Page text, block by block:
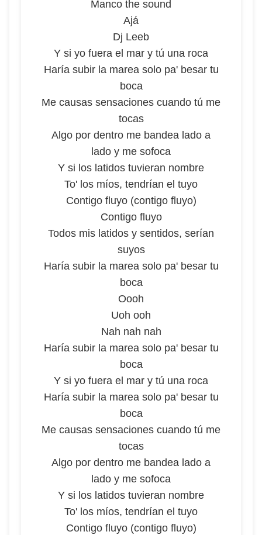
Manco the sound
Ajá
Dj Leeb
Y si yo fuera el mar y tú una roca
Haría subir la marea solo pa' besar tu
boca
Me causas sensaciones cuando tú me
tocas
Algo por dentro me bandea lado a
lado y me sofoca
Y si los latidos tuvieran nombre
To' los míos, tendrían el tuyo
Contigo fluyo (contigo fluyo)
Contigo fluyo
Todos mis latidos y sentidos, serían
suyos
Haría subir la marea solo pa' besar tu
boca
Oooh
Uoh ooh
Nah nah nah
Haría subir la marea solo pa' besar tu
boca
Y si yo fuera el mar y tú una roca
Haría subir la marea solo pa' besar tu
boca
Me causas sensaciones cuando tú me
tocas
Algo por dentro me bandea lado a
lado y me sofoca
Y si los latidos tuvieran nombre
To' los míos, tendrían el tuyo
Contigo fluyo (contigo fluyo)